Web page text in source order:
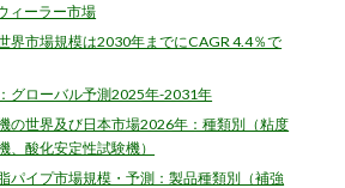
ィーラー市場
界市場規模は2030年までにCAGR 4.4％で
グローバル予測2025年-2031年
の世界及び日本市場2026年：種類別（粘度
、酸化安定性試験機）
パイプ市場規模・予測：製品種類別（補強